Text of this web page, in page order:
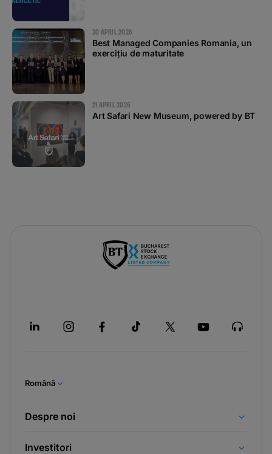
30 APRIL 2026
Best Managed Companies Romania, un
exercițiu de maturitate
21 APRIL 2026
Art Safari New Museum, powered by BT
Română
Despre noi
Investitori